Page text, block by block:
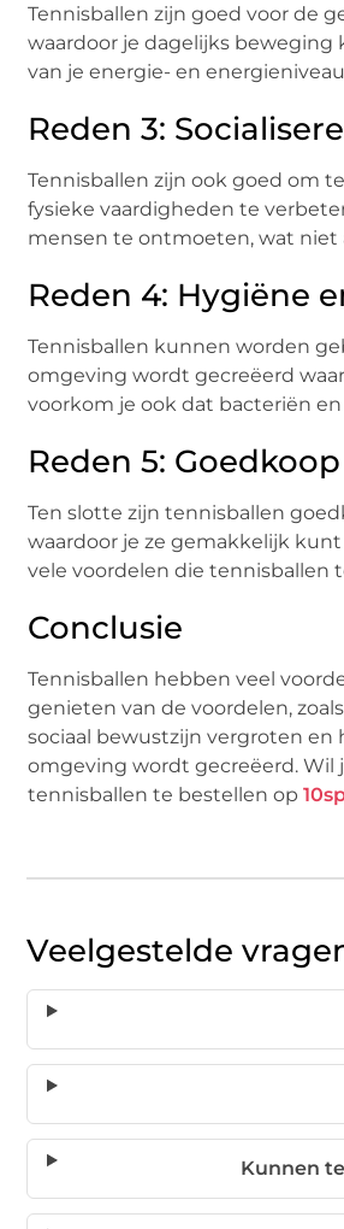
Tennisballen zijn goed voor de
waardoor je dagelijks
van je energie- en
Reden 3:
Tennisballen zijn ook goed om
fysieke vaardigheden te
mensen te ontmoeten, wat niet
Reden 4: Hygiëne
Tennisballen kunnen worden
omgeving wordt gecreëerd
voorkom je ook dat bacteriën
Reden 5:
Ten slotte zijn tennisballen
waardoor je ze gemakkelijk
vele voordelen die tennisballen
Conclusie
Tennisballen hebben veel
genieten van de voordelen,
sociaal bewustzijn vergroten en
omgeving wordt gecreëerd. Wil
tennisballen te bestellen op
Veelgestelde
Kunnen